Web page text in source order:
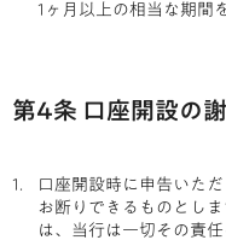
1ヶ月以上の相当な期間
第4条 口座開設の
口座開設時に申告いた
お断りできるものとし
は、当行は一切その責任